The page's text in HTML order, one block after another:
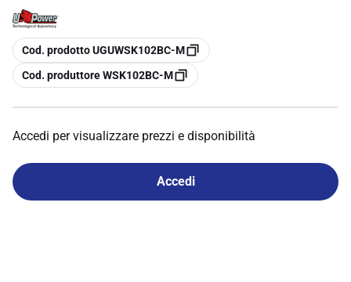
copia
Cod. prodotto UGUWSK102BC-M
copia
Cod. produttore WSK102BC-M
Accedi per visualizzare prezzi e disponibilità
Accedi